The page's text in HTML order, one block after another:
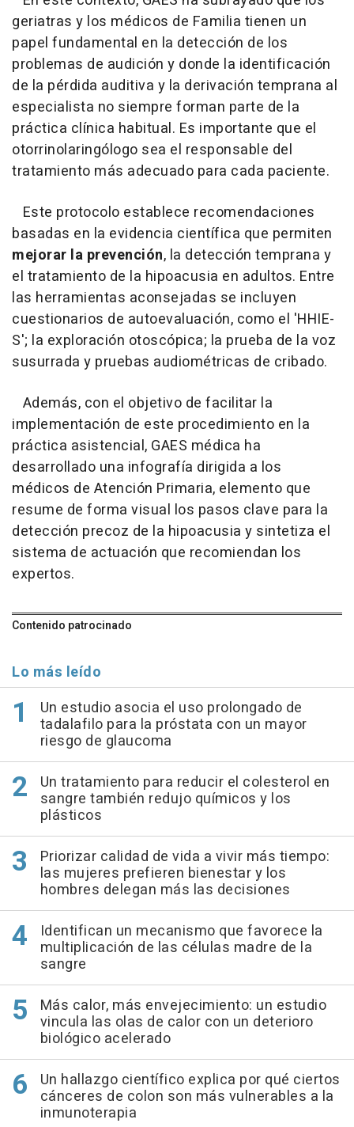
geriatras y los médicos de Familia tienen un
papel fundamental en la detección de los
problemas de audición y donde la identificación
de la pérdida auditiva y la derivación temprana al
especialista no siempre forman parte de la
práctica clínica habitual. Es importante que el
otorrinolaringólogo sea el responsable del
tratamiento más adecuado para cada paciente.
Este protocolo establece recomendaciones
basadas en la evidencia científica que permiten
mejorar la prevención, la detección temprana y
el tratamiento de la hipoacusia en adultos. Entre
las herramientas aconsejadas se incluyen
cuestionarios de autoevaluación, como el 'HHIE-
S'; la exploración otoscópica; la prueba de la voz
susurrada y pruebas audiométricas de cribado.
Además, con el objetivo de facilitar la
implementación de este procedimiento en la
práctica asistencial, GAES médica ha
desarrollado una infografía dirigida a los
médicos de Atención Primaria, elemento que
resume de forma visual los pasos clave para la
detección precoz de la hipoacusia y sintetiza el
sistema de actuación que recomiendan los
expertos.
Contenido patrocinado
Lo más leído
Un estudio asocia el uso prolongado de
tadalafilo para la próstata con un mayor
riesgo de glaucoma
Un tratamiento para reducir el colesterol en
sangre también redujo químicos y los
plásticos
Priorizar calidad de vida a vivir más tiempo:
las mujeres prefieren bienestar y los
hombres delegan más las decisiones
Identifican un mecanismo que favorece la
multiplicación de las células madre de la
sangre
Más calor, más envejecimiento: un estudio
vincula las olas de calor con un deterioro
biológico acelerado
Un hallazgo científico explica por qué ciertos
cánceres de colon son más vulnerables a la
inmunoterapia